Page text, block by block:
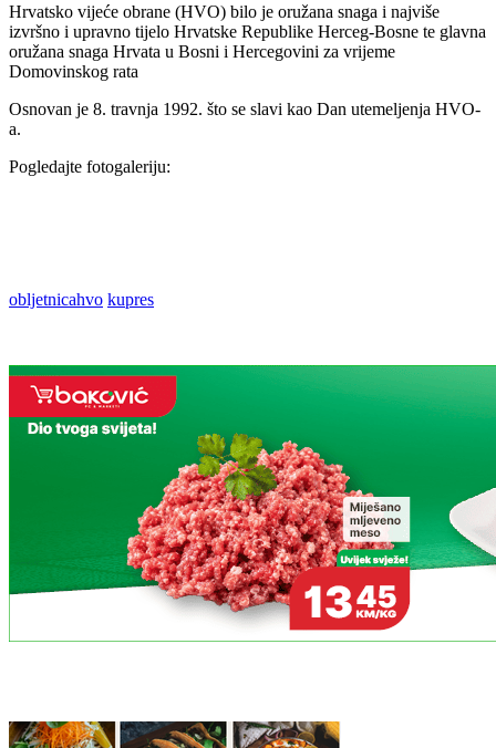
Hrvatsko vijeće obrane (HVO) bilo je oružana snaga i najviše
izvršno i upravno tijelo Hrvatske Republike Herceg-Bosne te glavna
oružana snaga Hrvata u Bosni i Hercegovini za vrijeme
Domovinskog rata
Osnovan je 8. travnja 1992. što se slavi kao Dan utemeljenja HVO-
a.
Pogledajte fotogaleriju:
obljetnicahvo kupres